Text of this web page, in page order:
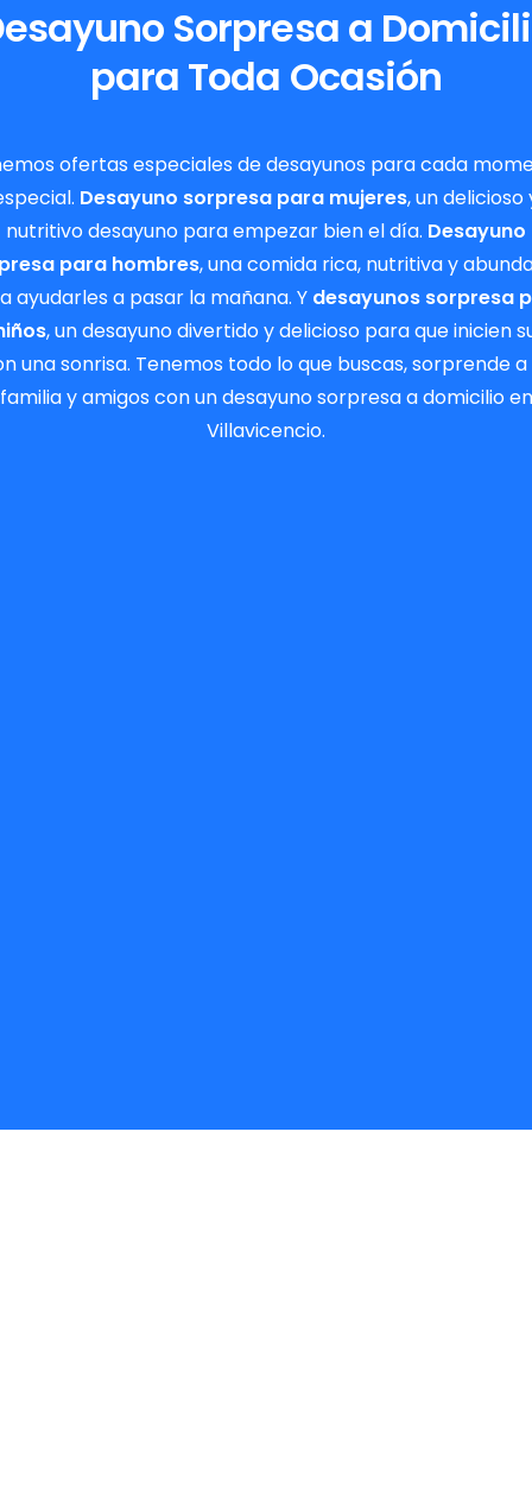
Sorpresa a
para Toda Ocasión
ofertas especiales de desayunos para cada
Desayuno sorpresa para mujeres, un delicioso
nutritivo desayuno para empezar bien el día. Desayuno
para hombres, una comida rica, nutritiva y
ayudarles a pasar la mañana. Y desayunos sorpresa
, un desayuno divertido y delicioso para que inicien
una sonrisa. Tenemos todo lo que buscas, sorprende
familia y amigos con un desayuno sorpresa a domicilio en
Villavicencio.